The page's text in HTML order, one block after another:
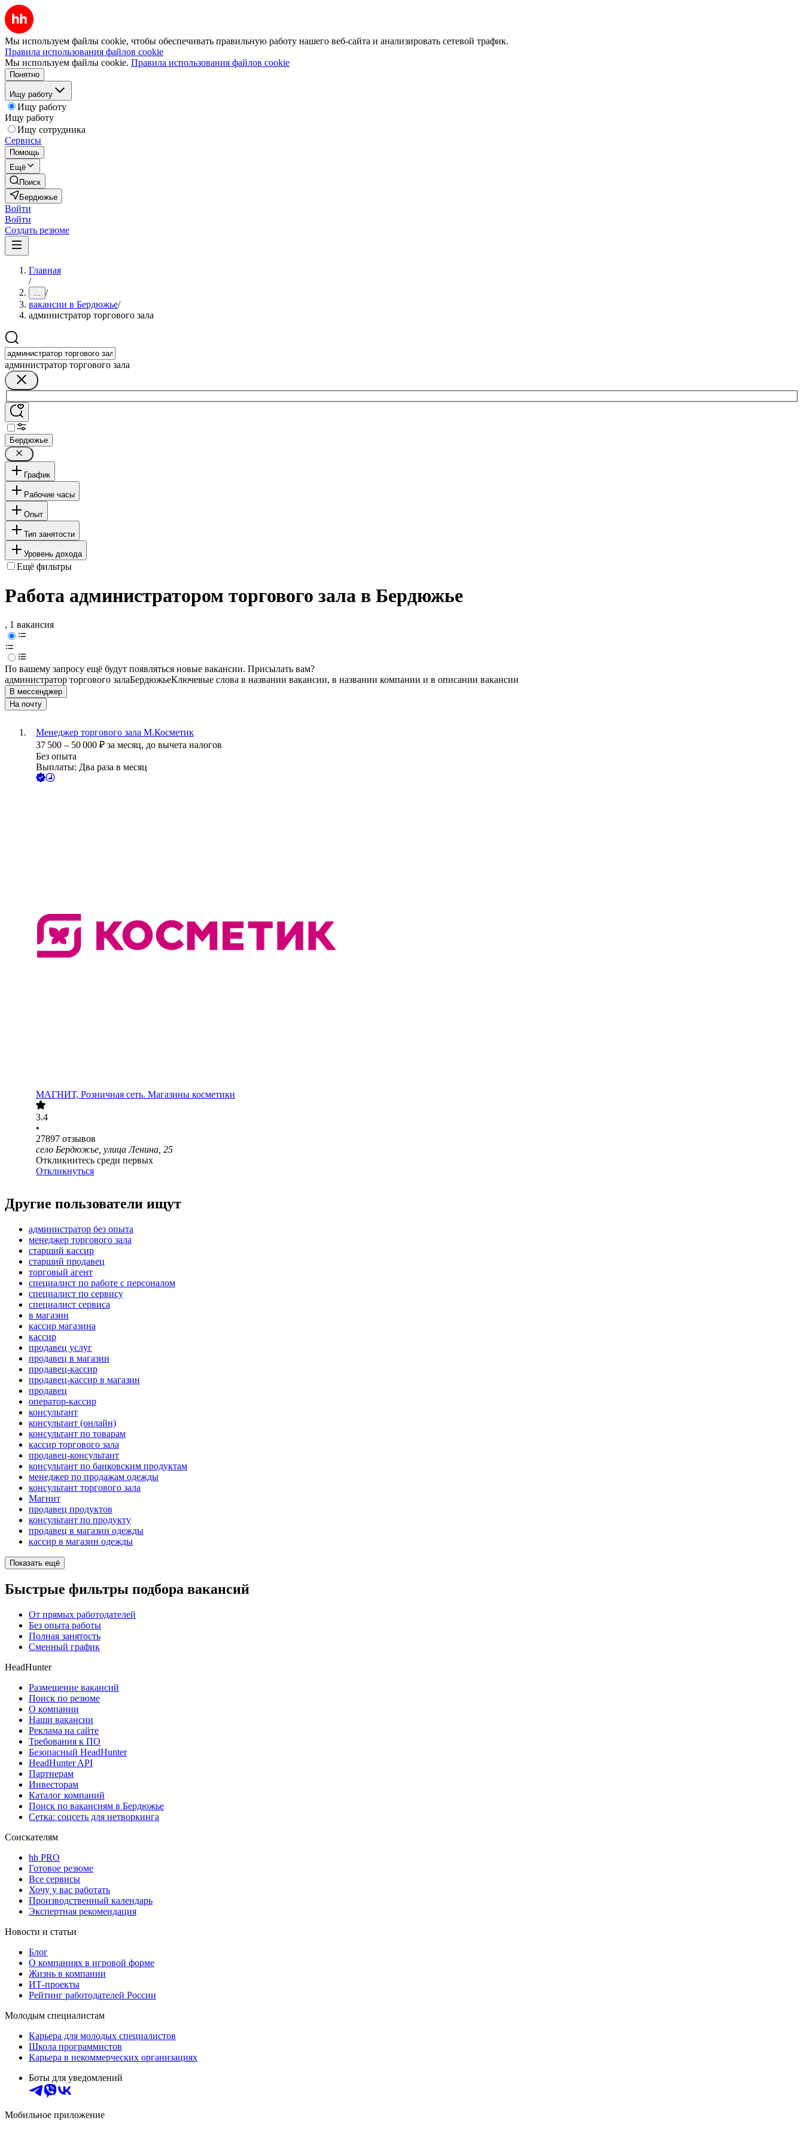
Мы используем файлы cookie, чтобы обеспечивать правильную работу нашего веб-сайта и анализировать сетевой трафик.
Правила использования файлов cookie
Мы используем файлы cookie. Правила использования файлов cookie
Понятно
Ищу работу
Ищу работу
Ищу работу
Ищу сотрудника
Сервисы
Помощь
Ещё
Поиск
Бердюжье
Войти
Войти
Создать резюме
Главная
/
... /
вакансии в Бердюжье/
администратор торгового зала
администратор торгового зала
Бердюжье
График
Рабочие часы
Опыт
Тип занятости
Уровень дохода
Ещё фильтры
Работа администратором торгового зала в Бердюжье
, 1 вакансия
По вашему запросу ещё будут появляться новые вакансии. Присылать вам?
администратор торгового залаБердюжьеКлючевые слова в названии вакансии, в названии компании и в описании вакансии
В мессенджер
На почту
Менеджер торгового зала М.Косметик
37 500 – 50 000 ₽ за месяц, до вычета налогов
Без опыта
Выплаты: Два раза в месяц
МАГНИТ, Розничная сеть. Магазины косметики
3.4
•
27897 отзывов
село Бердюжье, улица Ленина, 25
Откликнитесь среди первых
Откликнуться
Другие пользователи ищут
администратор без опыта
менеджер торгового зала
старший кассир
старший продавец
торговый агент
специалист по работе с персоналом
специалист по сервису
специалист сервиса
в магазин
кассир магазина
кассир
продавец услуг
продавец в магазин
продавец-кассир
продавец-кассир в магазин
продавец
оператор-кассир
консультант
консультант (онлайн)
консультант по товарам
кассир торгового зала
продавец-консультант
консультант по банковским продуктам
менеджер по продажам одежды
консультант торгового зала
Магнит
продавец продуктов
консультант по продукту
продавец в магазин одежды
кассир в магазин одежды
Показать ещё
Быстрые фильтры подбора вакансий
От прямых работодателей
Без опыта работы
Полная занятость
Сменный график
HeadHunter
Размещение вакансий
Поиск по резюме
О компании
Наши вакансии
Реклама на сайте
Требования к ПО
Безопасный HeadHunter
HeadHunter API
Партнерам
Инвесторам
Каталог компаний
Поиск по вакансиям в Бердюжье
Сетка: соцсеть для нетворкинга
Соискателям
hh PRO
Готовое резюме
Все сервисы
Хочу у вас работать
Производственный календарь
Экспертная рекомендация
Новости и статьи
Блог
О компаниях в игровой форме
Жизнь в компании
ИТ-проекты
Рейтинг работодателей России
Молодым специалистам
Карьера для молодых специалистов
Школа программистов
Карьера в некоммерческих организациях
Боты для уведомлений
Мобильное приложение